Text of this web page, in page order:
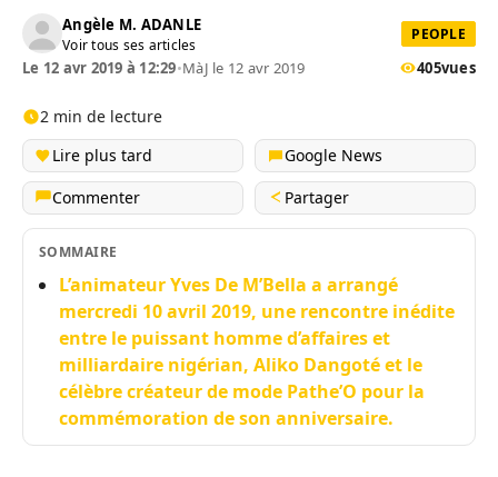
Angèle M. ADANLE
Voir tous ses articles
PEOPLE
Le 12 avr 2019 à 12:29•MàJ le 12 avr 2019 405vues
2 min de lecture
Lire plus tard
Google News
Commenter
Partager
SOMMAIRE
L’animateur Yves De M’Bella a arrangé
mercredi 10 avril 2019, une rencontre inédite
entre le puissant homme d’affaires et
milliardaire nigérian, Aliko Dangoté et le
célèbre créateur de mode Pathe’O pour la
commémoration de son anniversaire.